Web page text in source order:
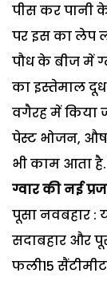
पीस कर पानी
पर इस का लेप
पौध के बीज में
का इस्तेमाल
वगैरह में किया
पेस्ट भोजन,
भी काम आता है.
ग्वार की नई
पूसा नवबहार :
सदाबहार और
फली15